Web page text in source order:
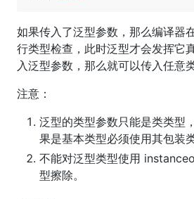
如果传入了泛型参数，那么编译器
行类型检查，此时泛型才会发挥它
入泛型参数，那么就可以传入任意类
注意：
泛型的类型参数只能是类类型
果是基本类型必须使用其包装类
不能对泛型类型使用
型擦除。